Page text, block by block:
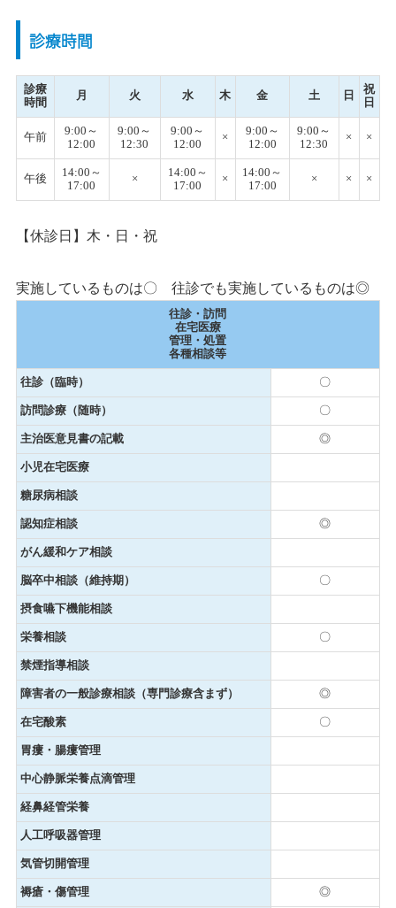
診療時間
診療
時間
月 火 水 木 金 土 日
祝
日
午前
9:00～
12:00
9:00～
12:30
9:00～
12:00
×
9:00～
12:00
9:00～
12:30
× ×
午後
14:00～
17:00
×
14:00～
17:00
×
14:00～
17:00
× × ×
【休診日】木・日・祝
実施しているものは〇 往診でも実施しているものは◎
往診・訪問
在宅医療
管理・処置
各種相談等
往診（臨時） 〇
訪問診療（随時） 〇
主治医意見書の記載 ◎
小児在宅医療
糖尿病相談
認知症相談 ◎
がん緩和ケア相談
脳卒中相談（維持期） 〇
摂食嚥下機能相談
栄養相談 〇
禁煙指導相談
障害者の一般診療相談（専門診療含まず） ◎
在宅酸素 〇
胃瘻・腸瘻管理
中心静脈栄養点滴管理
経鼻経管栄養
人工呼吸器管理
気管切開管理
褥瘡・傷管理 ◎